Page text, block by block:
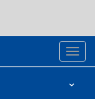
Toggle